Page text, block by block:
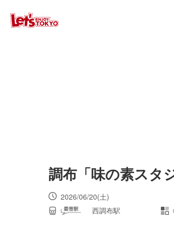
調布「味の素スタ
2026/06/20(土)
西調布駅